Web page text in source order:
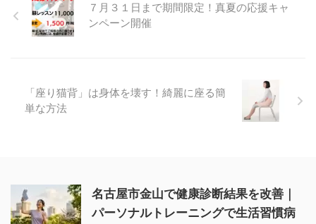
７月３１日まで期間限定！真夏の応援キャ
ンペーン開催
「座り猫背」は身体を壊す！綺麗に座る簡
単な方法
名古屋市金山で健康診断結果を改善｜
パーソナルトレーニングで生活習慣病